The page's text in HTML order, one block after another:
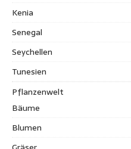
Kenia
Senegal
Seychellen
Tunesien
Pflanzenwelt
Bäume
Blumen